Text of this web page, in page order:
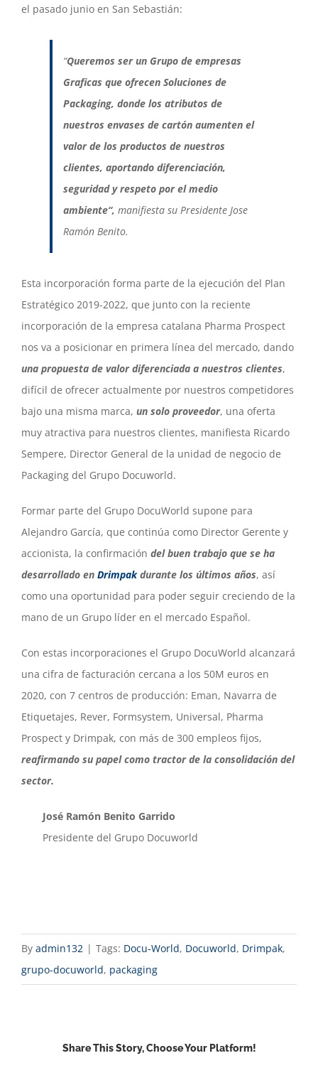
el pasado junio en San Sebastián:
“Queremos ser un Grupo de empresas
Graficas que ofrecen Soluciones de
Packaging, donde los atributos de
nuestros envases de cartón aumenten el
valor de los productos de nuestros
clientes, aportando diferenciación,
seguridad y respeto por el medio
ambiente“, manifiesta su Presidente Jose
Ramón Benito.
Esta incorporación forma parte de la ejecución del Plan
Estratégico 2019-2022, que junto con la reciente
incorporación de la empresa catalana Pharma Prospect
nos va a posicionar en primera línea del mercado, dando
una propuesta de valor diferenciada a nuestros clientes,
difícil de ofrecer actualmente por nuestros competidores
bajo una misma marca, un solo proveedor, una oferta
muy atractiva para nuestros clientes, manifiesta Ricardo
Sempere, Director General de la unidad de negocio de
Packaging del Grupo Docuworld.
Formar parte del Grupo DocuWorld supone para
Alejandro García, que continúa como Director Gerente y
accionista, la confirmación del buen trabajo que se ha
desarrollado en Drimpakdurante los últimos años, así
como una oportunidad para poder seguir creciendo de la
mano de un Grupo líder en el mercado Español.
Con estas incorporaciones el Grupo DocuWorld alcanzará
una cifra de facturación cercana a los 50M euros en
2020, con 7 centros de producción: Eman, Navarra de
Etiquetajes, Rever, Formsystem, Universal, Pharma
Prospect y Drimpak, con más de 300 empleos fijos,
reafirmando su papel como tractor de la consolidación del
sector.
José Ramón Benito Garrido
Presidente del Grupo Docuworld
By admin132 | Tags: Docu-World, Docuworld, Drimpak,
grupo-docuworld, packaging
Share This Story, Choose Your Platform!